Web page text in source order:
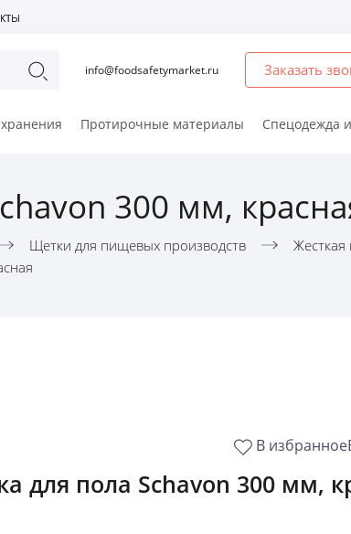
info@foodsafetymarket.ru Заказать
Протирочные материалы Спецодежда
300 мм,
Щетки для пищевых производств
Жесткая
В избранное
для пола Schavon 300 мм,